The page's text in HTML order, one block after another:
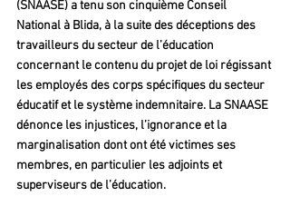
(SNAASE) a tenu son cinquième Conseil
National à Blida, à la suite des déceptions des
travailleurs du secteur de l’éducation
concernant le contenu du projet de loi régissant
les employés des corps spécifiques du secteur
éducatif et le système indemnitaire. La SNAASE
dénonce les injustices, l’ignorance et la
marginalisation dont ont été victimes ses
membres, en particulier les adjoints et
superviseurs de l’éducation.